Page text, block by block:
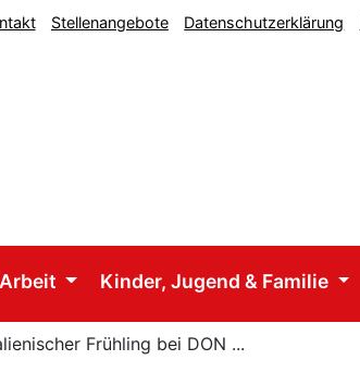
Stellenangebote Datenschutzerklärung
Kinder, Jugend & Familie
Frühling bei DON ...